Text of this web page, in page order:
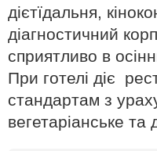
дієтїдальня,
діагностичний
сприятливо в
При готелі діє
стандартам з
вегетаріанське та